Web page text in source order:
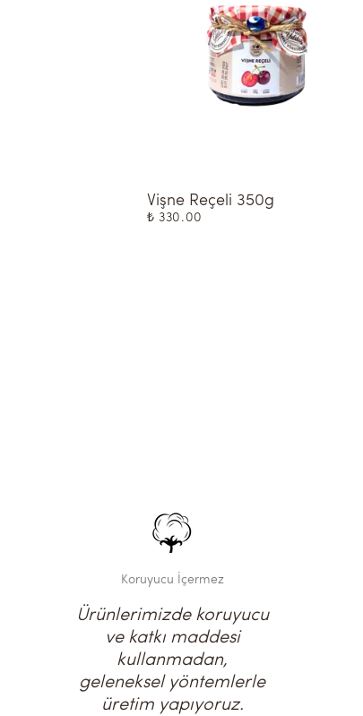
Vişne Reçeli 350g
₺ 330.00
Koruyucu İçermez
Ürünlerimizde koruyucu
ve katkı maddesi
kullanmadan,
geleneksel yöntemlerle
üretim yapıyoruz.